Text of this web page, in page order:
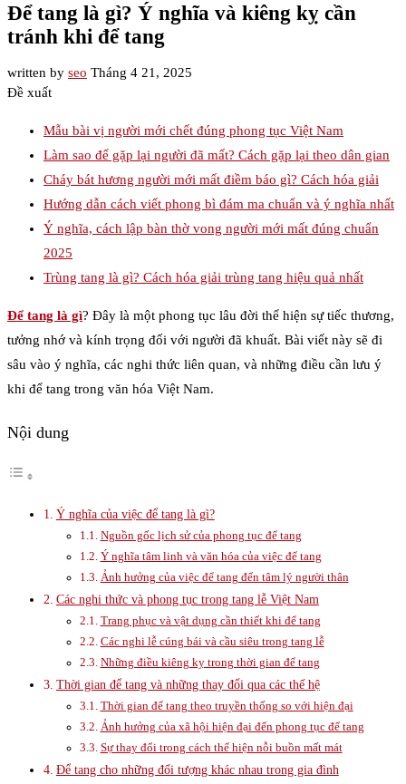
Để tang là gì? Ý nghĩa và kiêng kỵ cần
tránh khi để tang
written by seo Tháng 4 21, 2025
Đề xuất
Mẫu bài vị người mới chết đúng phong tục Việt Nam
Làm sao để gặp lại người đã mất? Cách gặp lại theo dân gian
Cháy bát hương người mới mất điềm báo gì? Cách hóa giải
Hướng dẫn cách viết phong bì đám ma chuẩn và ý nghĩa nhất
Ý nghĩa, cách lập bàn thờ vong người mới mất đúng chuẩn
2025
Trùng tang là gì? Cách hóa giải trùng tang hiệu quả nhất
Để tang là gì? Đây là một phong tục lâu đời thể hiện sự tiếc thương,
tưởng nhớ và kính trọng đối với người đã khuất. Bài viết này sẽ đi
sâu vào ý nghĩa, các nghi thức liên quan, và những điều cần lưu ý
khi để tang trong văn hóa Việt Nam.
Nội dung
Ý nghĩa của việc để tang là gì?
Nguồn gốc lịch sử của phong tục để tang
Ý nghĩa tâm linh và văn hóa của việc để tang
Ảnh hưởng của việc để tang đến tâm lý người thân
Các nghi thức và phong tục trong tang lễ Việt Nam
Trang phục và vật dụng cần thiết khi để tang
Các nghi lễ cúng bái và cầu siêu trong tang lễ
Những điều kiêng kỵ trong thời gian để tang
Thời gian để tang và những thay đổi qua các thế hệ
Thời gian để tang theo truyền thống so với hiện đại
Ảnh hưởng của xã hội hiện đại đến phong tục để tang
Sự thay đổi trong cách thể hiện nỗi buồn mất mát
Để tang cho những đối tượng khác nhau trong gia đình